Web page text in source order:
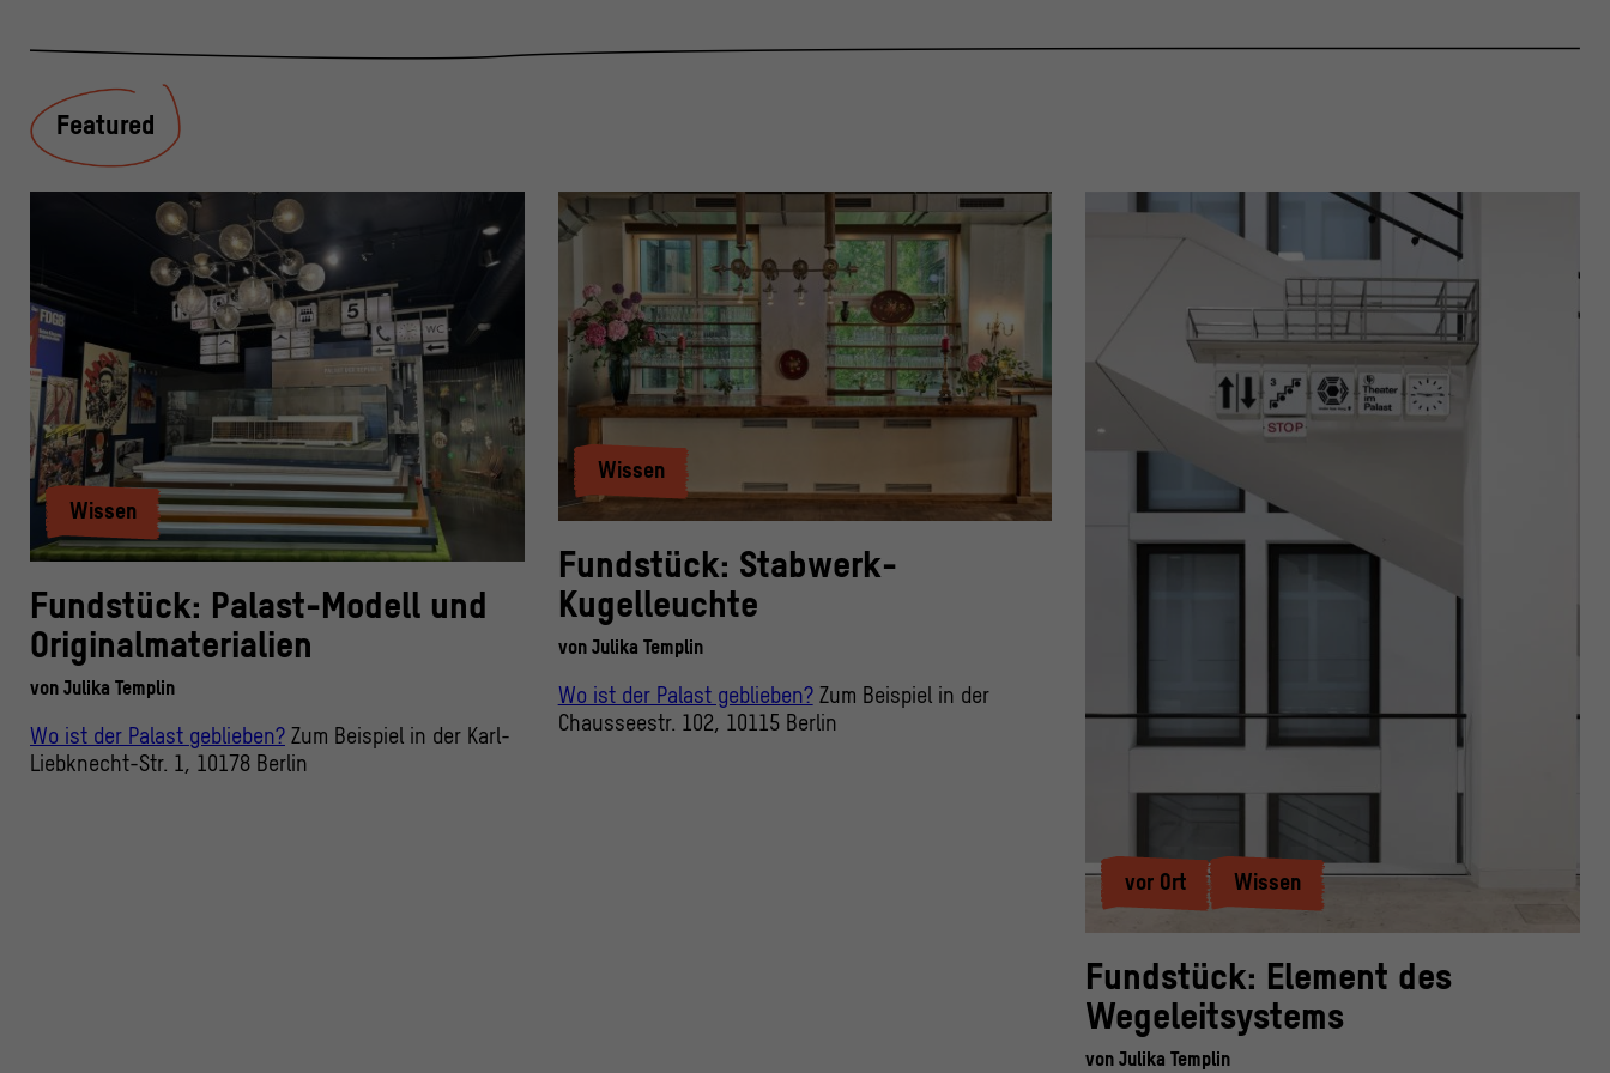
Featured
Wissen
Fundstück: Palast-Modell und
Originalmaterialien
von Julika Templin
Wo ist der Palast geblieben? Zum Beispiel in der Karl-
Liebknecht-Str. 1, 10178 Berlin
Wissen
Fundstück: Stabwerk-
Kugelleuchte
von Julika Templin
Wo ist der Palast geblieben?Zum Beispiel in der
Chausseestr. 102, 10115 Berlin
vor Ort Wissen
Fundstück: Element des
Wegeleitsystems
vonJulika Templin